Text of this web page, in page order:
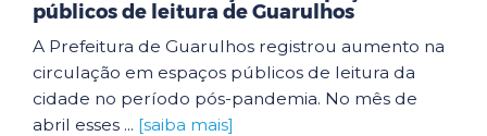
públicos de leitura de Guarulhos
A Prefeitura de Guarulhos registrou aumento na
circulação em espaços públicos de leitura da
cidade no período pós-pandemia. No mês de
abril esses ... [saiba mais]